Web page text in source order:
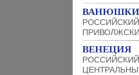
ВЕНЕЦИЯ